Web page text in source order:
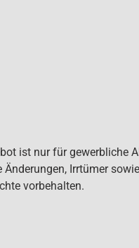
ist nur für
Irrtümer
vorbehalten.